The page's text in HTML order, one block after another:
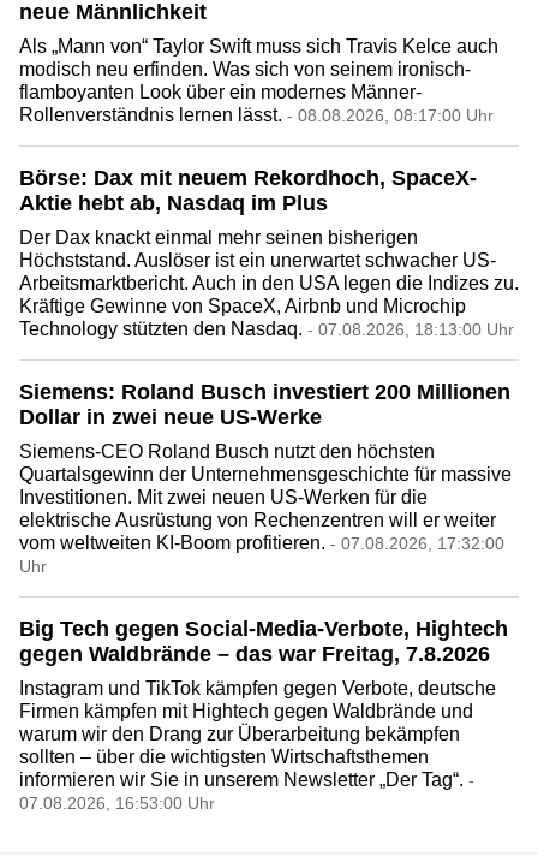
neue Männlichkeit
Als „Mann von“ Taylor Swift muss sich Travis Kelce auch
modisch neu erfinden. Was sich von seinem ironisch-
flamboyanten Look über ein modernes Männer-
Rollenverständnis lernen lässt. - 08.08.2026, 08:17:00 Uhr
Börse: Dax mit neuem Rekordhoch, SpaceX-
Aktie hebt ab, Nasdaq im Plus
Der Dax knackt einmal mehr seinen bisherigen
Höchststand. Auslöser ist ein unerwartet schwacher US-
Arbeitsmarktbericht. Auch in den USA legen die Indizes zu.
Kräftige Gewinne von SpaceX, Airbnb und Microchip
Technology stützten den Nasdaq. - 07.08.2026, 18:13:00 Uhr
Siemens: Roland Busch investiert 200 Millionen
Dollar in zwei neue US-Werke
Siemens-CEO Roland Busch nutzt den höchsten
Quartalsgewinn der Unternehmensgeschichte für massive
Investitionen. Mit zwei neuen US-Werken für die
elektrische Ausrüstung von Rechenzentren will er weiter
vom weltweiten KI-Boom profitieren. - 07.08.2026, 17:32:00
Uhr
Big Tech gegen Social-Media-Verbote, Hightech
gegen Waldbrände – das war Freitag, 7.8.2026
Instagram und TikTok kämpfen gegen Verbote, deutsche
Firmen kämpfen mit Hightech gegen Waldbrände und
warum wir den Drang zur Überarbeitung bekämpfen
sollten – über die wichtigsten Wirtschaftsthemen
informieren wir Sie in unserem Newsletter „Der Tag“. -
07.08.2026, 16:53:00 Uhr